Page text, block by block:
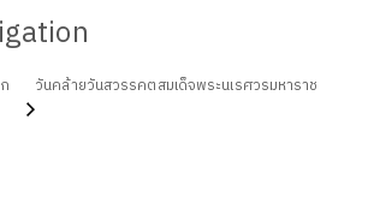
วันคล้ายวันสวรรคตสมเด็จพระนเรศวรมหาราช